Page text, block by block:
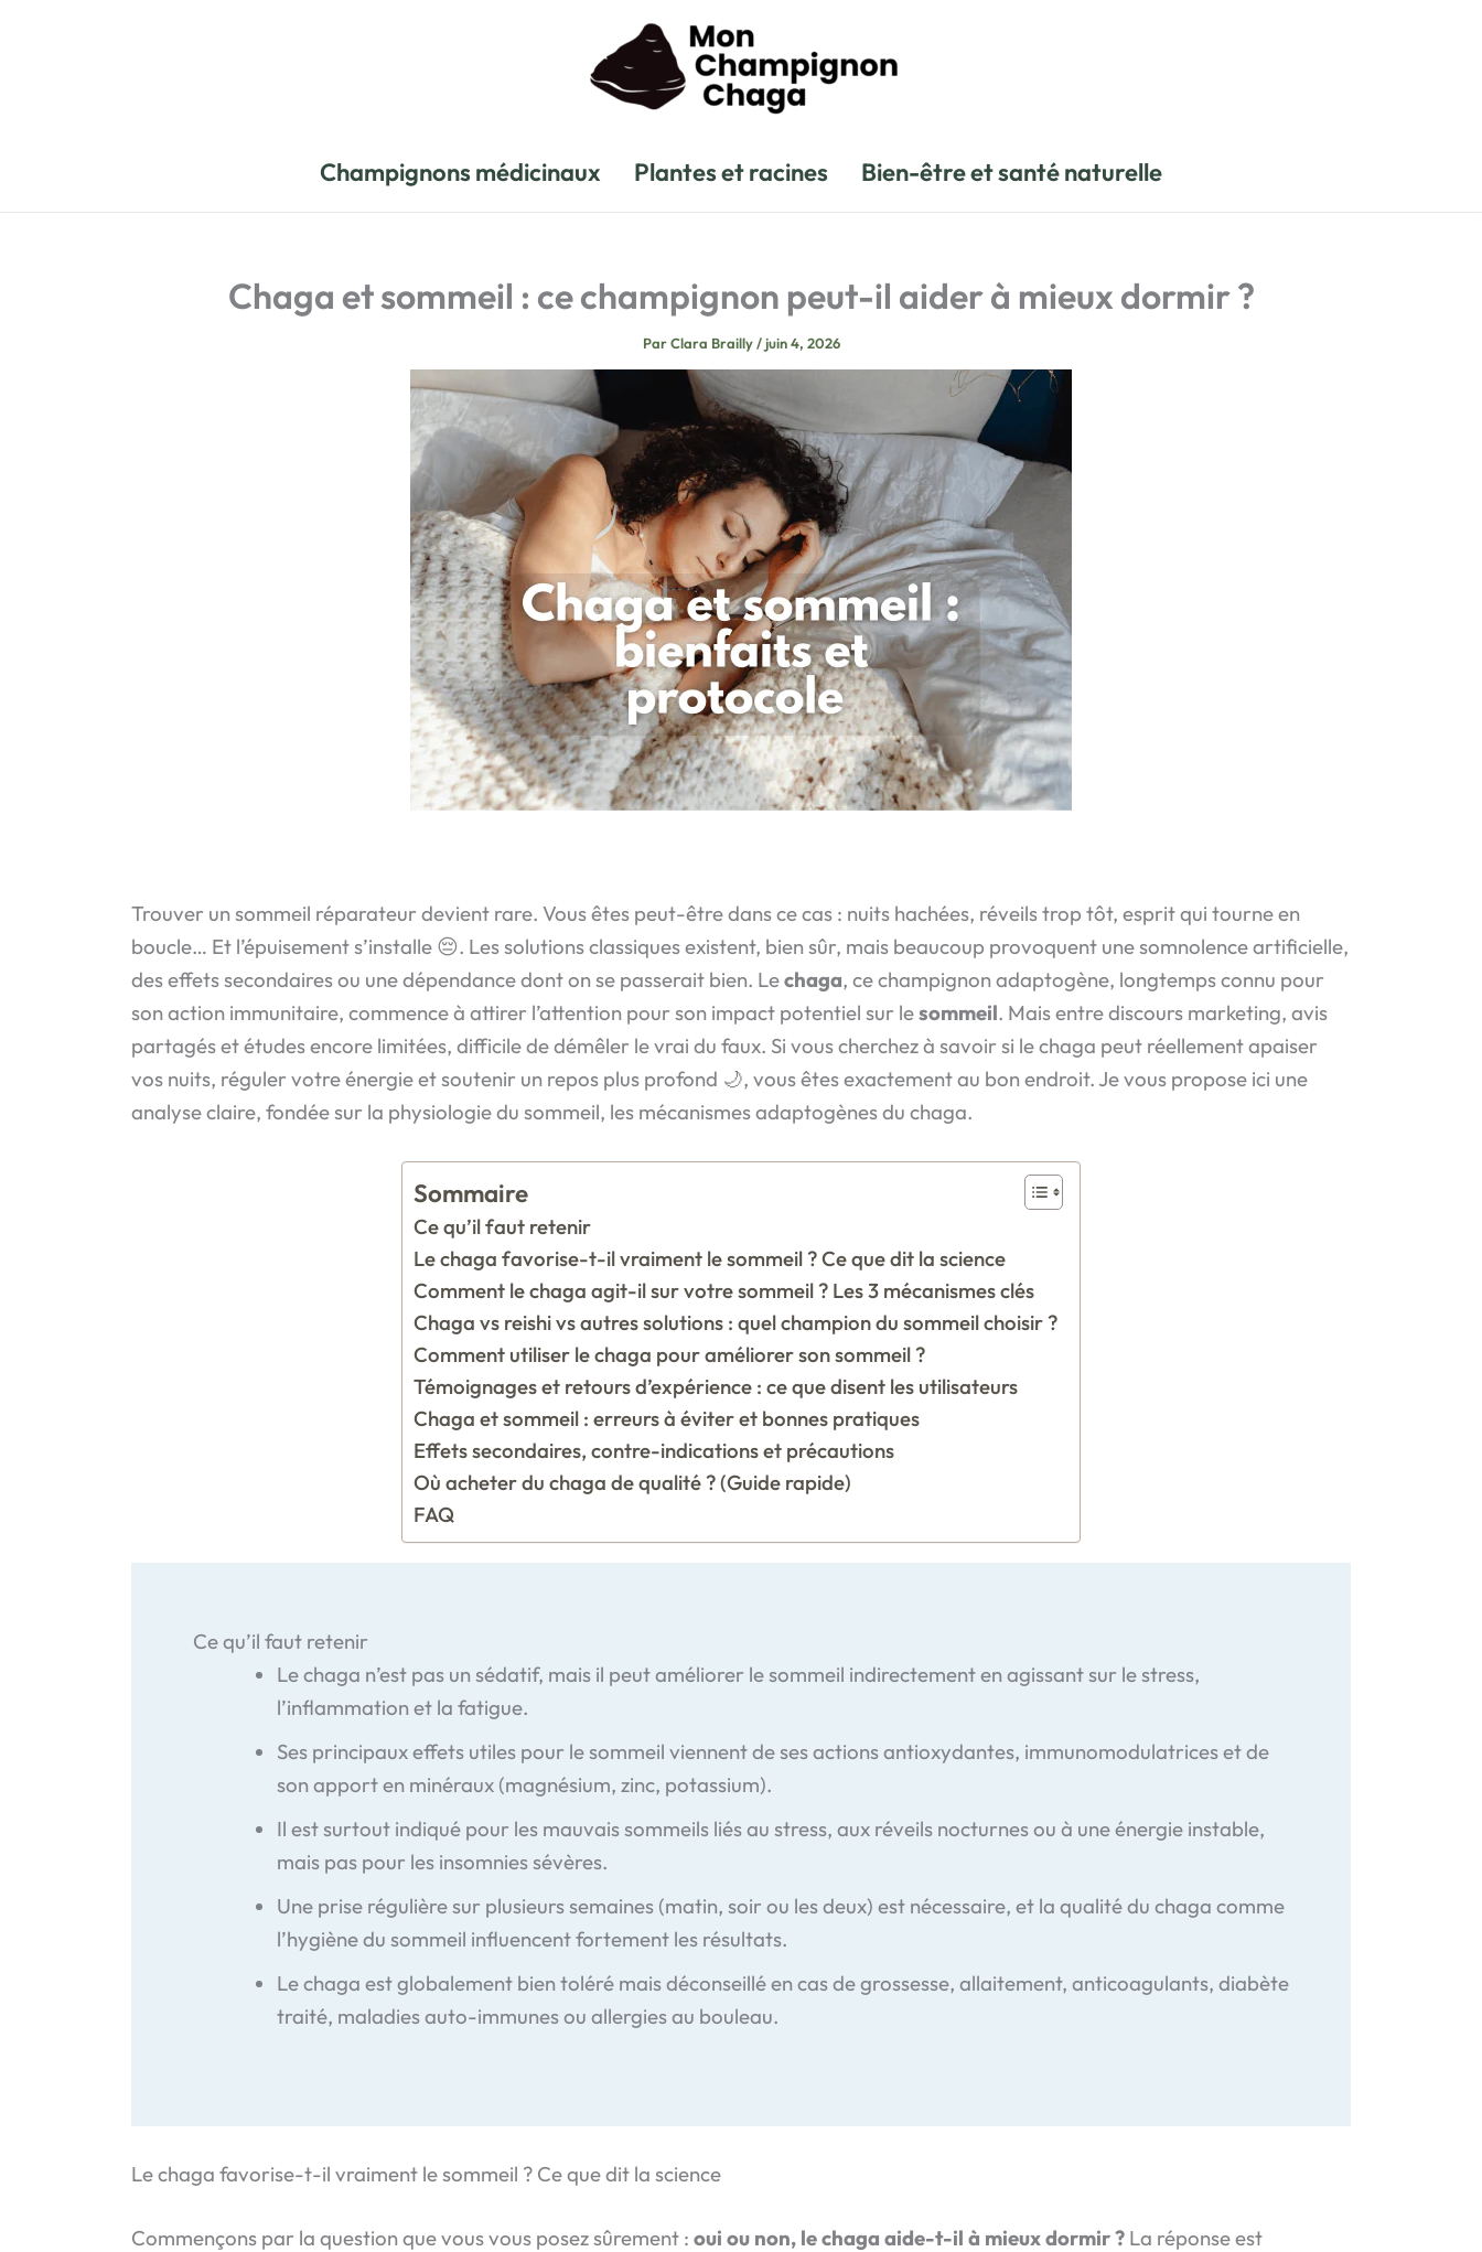
Champignons médicinaux Plantes et racines Bien-être et santé naturelle
Chaga et sommeil : ce champignon peut-il aider à mieux dormir ?
ParClara Brailly/ juin 4, 2026
Trouver un sommeil réparateur devient rare. Vous êtes peut-être dans ce cas : nuits hachées, réveils trop tôt, esprit qui tourne en
boucle… Et l’épuisement s’installe 😔. Les solutions classiques existent, bien sûr, mais beaucoup provoquent une somnolence artificielle,
des effets secondaires ou une dépendance dont on se passerait bien. Lechaga, ce champignon adaptogène, longtemps connu pour
son action immunitaire, commence à attirer l’attention pour son impact potentiel sur lesommeil. Mais entre discours marketing, avis
partagés et études encore limitées, difficile de démêler le vrai du faux. Si vous cherchez à savoir si le chaga peut réellement apaiser
vos nuits, réguler votre énergie et soutenir un repos plus profond 🌙, vous êtes exactement au bon endroit. Je vous propose ici une
analyse claire, fondée sur la physiologie du sommeil, les mécanismes adaptogènes du chaga.
Sommaire
Ce qu’il faut retenir
Le chaga favorise-t-il vraiment le sommeil ? Ce que dit la science
Comment le chaga agit-il sur votre sommeil ? Les 3 mécanismes clés
Chaga vs reishi vs autres solutions : quel champion du sommeil choisir ?
Comment utiliser le chaga pour améliorer son sommeil ?
Témoignages et retours d’expérience : ce que disent les utilisateurs
Chaga et sommeil : erreurs à éviter et bonnes pratiques
Effets secondaires, contre-indications et précautions
Où acheter du chaga de qualité ? (Guide rapide)
FAQ
Ce qu’il faut retenir
Le chaga n’est pas un sédatif, mais il peut améliorer le sommeil indirectement en agissant sur le stress,
l’inflammation et la fatigue.
Ses principaux effets utiles pour le sommeil viennent de ses actions antioxydantes, immunomodulatrices et de
son apport en minéraux (magnésium, zinc, potassium).
Il est surtout indiqué pour les mauvais sommeils liés au stress, aux réveils nocturnes ou à une énergie instable,
mais pas pour les insomnies sévères.
Une prise régulière sur plusieurs semaines (matin, soir ou les deux) est nécessaire, et la qualité du chaga comme
l’hygiène du sommeil influencent fortement les résultats.
Le chaga est globalement bien toléré mais déconseillé en cas de grossesse, allaitement, anticoagulants, diabète
traité, maladies auto-immunes ou allergies au bouleau.
Le chaga favorise-t-il vraiment le sommeil ? Ce que dit la science
Commençons par la question que vous vous posez sûrement : oui ou non, le chaga aide-t-il à mieux dormir ?La réponse est